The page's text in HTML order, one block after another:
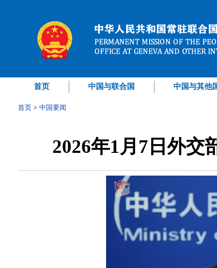
首页 中国与联合国 中国与其他
首页 > 中国要闻
2026年1月7日外交